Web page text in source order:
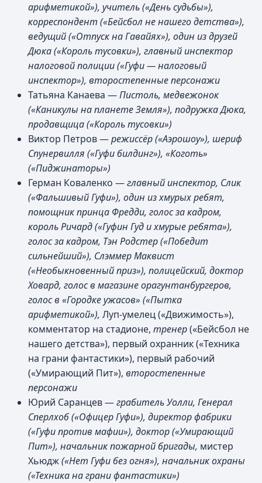
арифметикой»), учитель («День судьбы»),
корреспондент («Бейсбол не нашего детства»),
ведущий («Отпуск на Гавайях»), один из друзей
Дюка («Король тусовки»), главный инспектор
налоговой полиции («Гуфи — налоговый
инспектор»), второстепенные персонажи
Татьяна Канаева —Пистоль, медвежонок
(«Каникулы на планете Земля»), подружка Дюка,
продавщица («Король тусовки»)
Виктор Петров —режиссёр («Аэрошоу»), шериф
Спунервилля («Гуфи билдинг»), «Коготь»
(«Пиджинаторы»)
Герман Коваленко —главный инспектор, Слик
(«Фальшивый Гуфи»), один из хмурых ребят,
помощник принца Фредди, голос за кадром,
король Ричард («Гуфин Гуд и хмурые ребята»),
голос за кадром, Тэн Родстер («Победит
сильнейший»), Слэммер Маквист
(«Необыкновенный приз»), полицейский, доктор
Ховард, голос в магазине орагунтанбургеров,
голос в «Городке ужасов» («Пытка
арифметикой»), Луп-умелец («Движимость»),
комментатор на стадионе, тренер(«Бейсбол не
нашего детства»), первый охранник («Техника
на грани фантастики»), первый рабочий
(«Умирающий Пит»), второстепенные
персонажи
Юрий Саранцев —грабитель Уолли, Генерал
Сперлхоб («Офицер Гуфи»), директор фабрики
(«Гуфи против мафии»), доктор («Умирающий
Пит»), начальник пожарной бригады, мистер
Хьюдж(«Нет Гуфи без огня»), начальник охраны
(«Техника на грани фантастики»)